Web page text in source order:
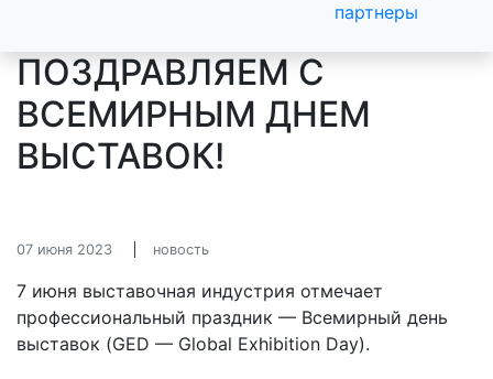
партнеры
ПОЗДРАВЛЯЕМ С
ВСЕМИРНЫМ ДНЕМ
ВЫСТАВОК!
07 июня 2023 новость
7 июня выставочная индустрия отмечает
профессиональный праздник — Всемирный день
выставок (GED — Global Exhibition Day).